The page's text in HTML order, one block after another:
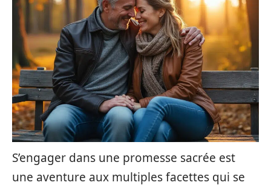
S’engager dans une promesse sacrée est
une aventure aux multiples facettes qui se